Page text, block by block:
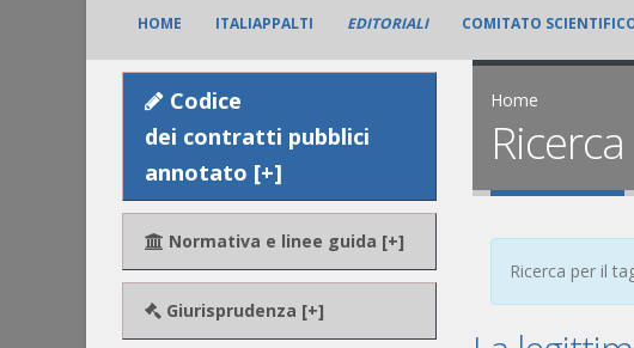
HOME ITALIAPPALTI EDITORIALI COMITATO
Codice
dei contratti pubblici
annotato [+]
Normativa e linee guida [+]
Giurisprudenza [+]
Home
Ricerca
Ricerca per il